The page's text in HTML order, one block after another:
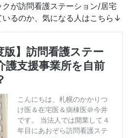
が訪問看護ステーション/居宅
るのか、気になる人はこちら↓